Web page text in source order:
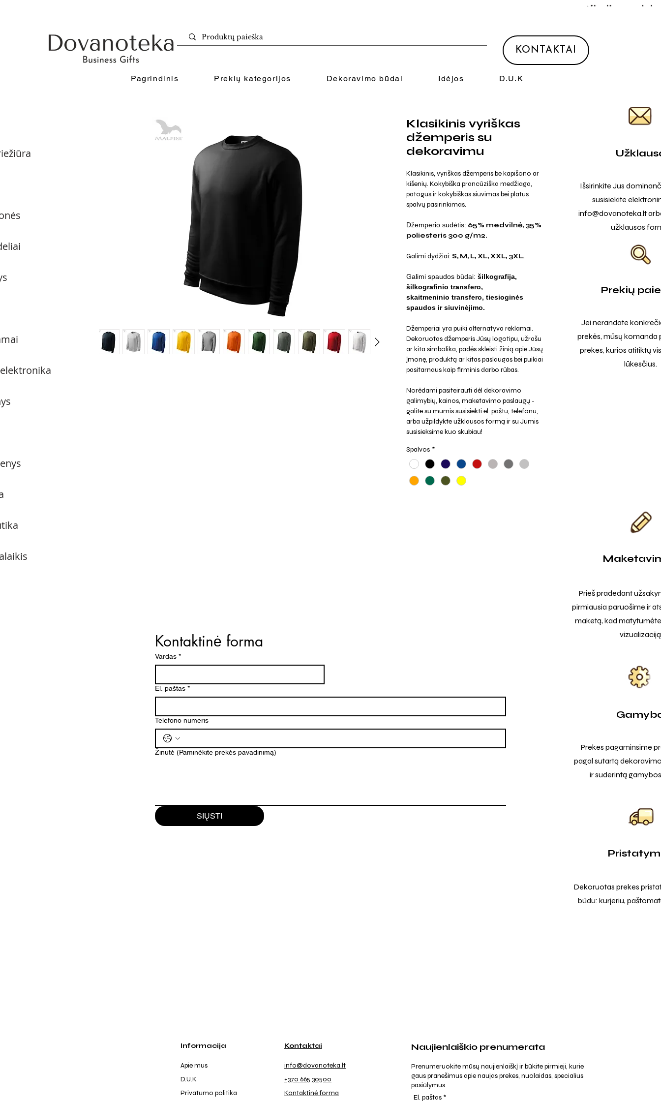
Pagrindinis Prekių kategorijos Dekoravimo būdai Idėjos D.U.K
KONTAKTAI
Klasikinis vyriškas
džemperis su
dekoravimu
Klasikinis, vyriškas džemperis be kapišono ar
kišenių. Kokybiška prancūziška medžiaga,
patogus ir kokybiškas siuvimas bei platus
spalvų pasirinkimas.
Džemperio sudėtis: 65% medvilnė, 35%
poliesteris 300 g/m2.
Galimi dydžiai: S, M, L, XL, XXL, 3XL.
Galimi spaudos būdai: šilkografija,
šilkografinio transfero,
skaitmeninio transfero, tiesioginės
spaudos ir siuvinėjimo.
Džemperiai yra puiki alternatyva reklamai.
Dekoruotas džemperis Jūsų logotipu, užrašu
ar kita simbolika, padės skleisti žinią apie Jūsų
įmonę, produktą ar kitas paslaugas bei puikiai
pasitarnaus kaip firminis darbo rūbas.
Norėdami pasiteirauti dėl dekoravimo
galimybių, kainos, maketavimo paslaugų -
galite su mumis susisiekti el. paštu, telefonu,
arba užpildykte užklausos formą ir su Jumis
susisieksime kuo skubiau!
Spalvos *
Išsirinkite Jus
susisiekite
info@dovanoteka.lt
užklausos
Prekių
Jei nerandate
prekės, mūsų komanda
prekes, kurios atitiktų
lūkesčius.
Kontaktinė forma
Vardas *
El. paštas *
Telefono numeris
Žinutė (Paminėkite prekės pavadinimą)
SIŲSTI
Prieš pradedant
pirmiausia paruošime ir
maketą, kad
vizualizaciją
Prekes pagaminsime
pagal sutartą
ir suderintą
Dekoruotas prekes
būdu: kurjeriu,
Informacija
Apie mus
D.U.K
Privatumo politika
Kontaktai
info@dovanoteka.lt
+370 665 30500
Kontaktinė forma
Naujienlaiškio prenumerata
Prenumeruokite mūsų naujienlaiškį ir būkite pirmieji, kurie
gaus pranešimus apie naujas prekes, nuolaidas, specialius
pasiūlymus.
El. paštas